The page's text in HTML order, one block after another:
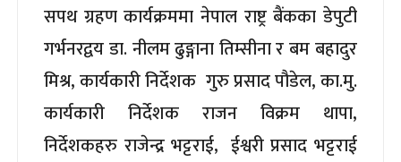
सपथ ग्रहण कार्यक्रममा नेपाल राष्ट्र बैंकका डेपुटी
गर्भनरद्वय डा. नीलम ढुङ्गाना तिम्सीना र बम बहादुर
मिश्र, कार्यकारी निर्देशक गुरु प्रसाद पौडेल, का.मु.
कार्यकारी निर्देशक राजन विक्रम थापा,
निर्देशकहरु राजेन्द्र भट्टराई, ईश्वरी प्रसाद भट्टराई